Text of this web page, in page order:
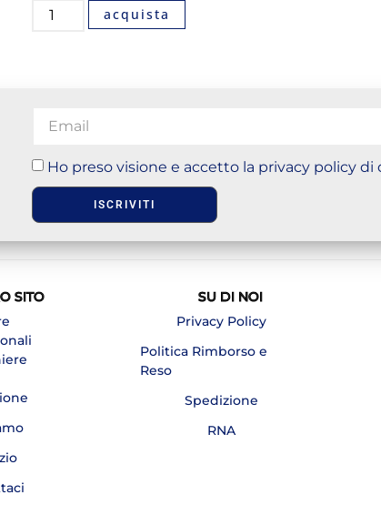
acquista
Ho preso visione e accetto la privacy policy di
ISCRIVITI
SITO
SU DI NOI
Privacy Policy
Politica Rimborso e
Reso
Spedizione
RNA